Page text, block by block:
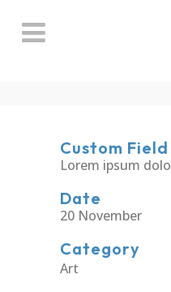
Custom Field
Lorem ipsum
Date
20 November
Category
Art